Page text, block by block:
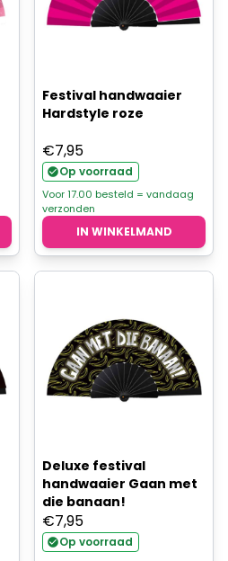
Festival handwaaier
Hardstyle roze
€7,95
Op voorraad
Voor 17.00 besteld = vandaag
verzonden
IN WINKELMAND
Deluxe festival
handwaaier Gaan met
die banaan!
€7,95
Op voorraad